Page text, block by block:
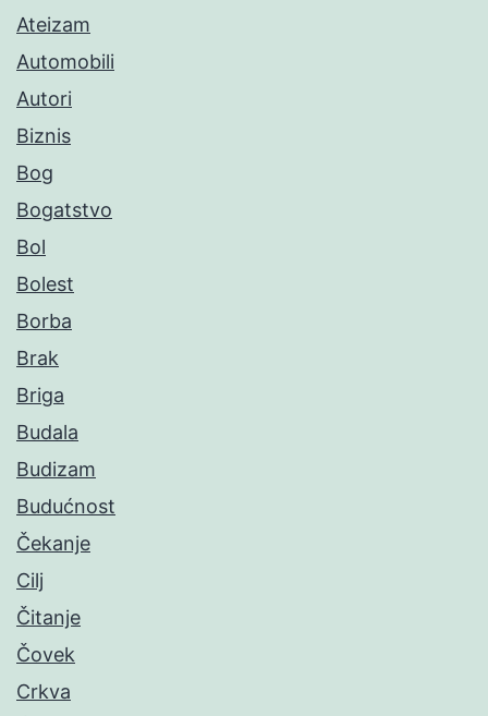
Ateizam
Automobili
Autori
Biznis
Bog
Bogatstvo
Bol
Bolest
Borba
Brak
Briga
Budala
Budizam
Budućnost
Čekanje
Cilj
Čitanje
Čovek
Crkva